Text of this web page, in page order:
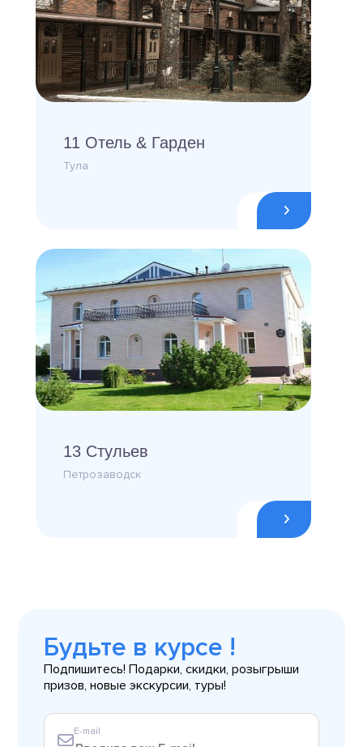
11 Отель & Гарден
Тула
13 Стульев
Петрозаводск
Будьте в курсе !
Подпишитесь! Подарки, скидки, розыгрыши
призов, новые экскурсии, туры!
E-mail